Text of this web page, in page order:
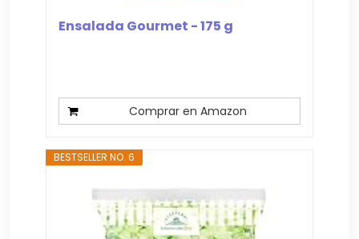
Ensalada Gourmet - 175 g
Comprar en Amazon
BESTSELLER NO. 6